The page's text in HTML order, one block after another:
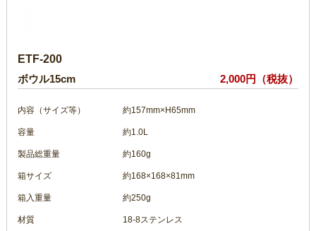
ETF-200
ボウル15cm
2,000円（税抜）
内容（サイズ等） 約157mm×H65mm
容量 約1.0L
製品総重量 約160g
箱サイズ 約168×168×81mm
箱入重量 約250g
材質 18-8ステンレス